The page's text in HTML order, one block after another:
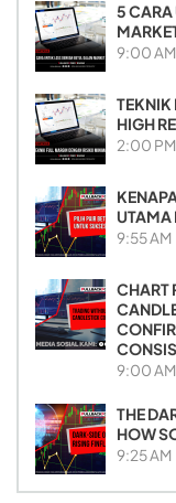
5 CARA
9:00 AM
TEKNIK
HIGH
2:00 PM
UTAMA
9:55 AM
CHART
9:00 AM
THE
HOW
9:25 AM